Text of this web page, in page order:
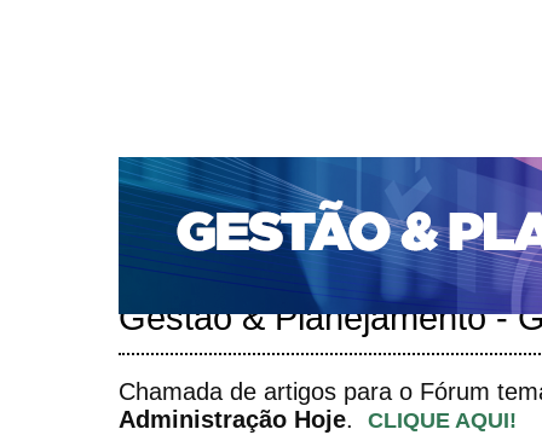
CAPA SOBRE ACESSO CADASTRO
PORTAL DE REVISTAS DA UNIFACS
SUBMISSÕES
PARA SUBMISSÃO DE ARTIGOS
TUTORIAL PARA
Capa v. 27, jan./dez. 2026
Gestão & Planejamento -
Chamada de artigos para o Fórum
Administração Hoje. CLIQUE AQUI!